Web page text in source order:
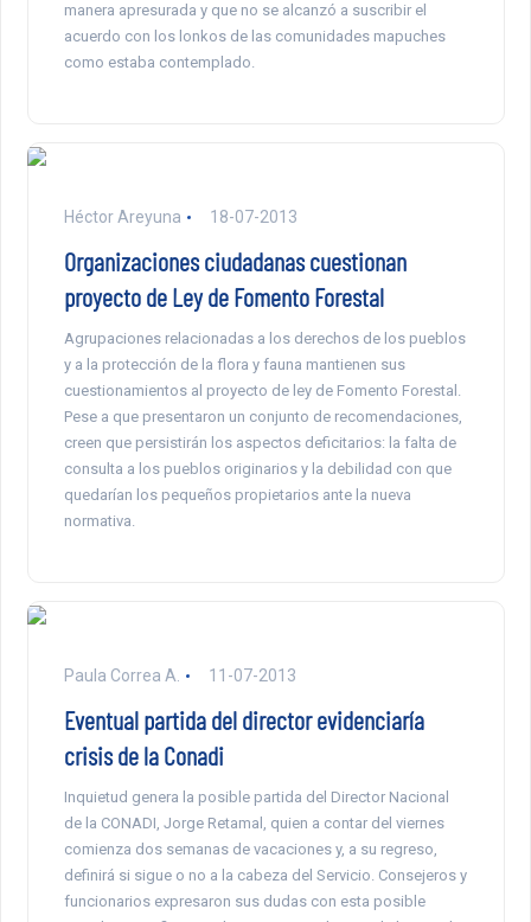
manera apresurada y que no se alcanzó a suscribir el
acuerdo con los lonkos de las comunidades mapuches
como estaba contemplado.
Héctor Areyuna 18-07-2013
Organizaciones ciudadanas cuestionan
proyecto de Ley de Fomento Forestal
Agrupaciones relacionadas a los derechos de los pueblos
y a la protección de la flora y fauna mantienen sus
cuestionamientos al proyecto de ley de Fomento Forestal.
Pese a que presentaron un conjunto de recomendaciones,
creen que persistirán los aspectos deficitarios: la falta de
consulta a los pueblos originarios y la debilidad con que
quedarían los pequeños propietarios ante la nueva
normativa.
Paula Correa A. 11-07-2013
Eventual partida del director evidenciaría
crisis de la Conadi
Inquietud genera la posible partida del Director Nacional
de la CONADI, Jorge Retamal, quien a contar del viernes
comienza dos semanas de vacaciones y, a su regreso,
definirá si sigue o no a la cabeza del Servicio. Consejeros y
funcionarios expresaron sus dudas con esta posible